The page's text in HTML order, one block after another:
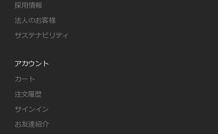
採用情報
法人のお客様
サステナビリティ
アカウント
カート
注文履歴
サインイン
お友達紹介